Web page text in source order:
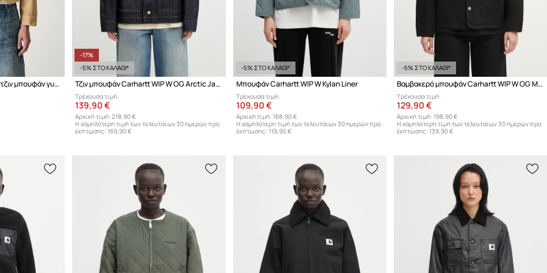
Carhartt WIP W OG Arcan τζιν μπουφάν γυναικείο ντένιμ
-17%
-5% ΣΤΟ ΚΑΛΑΘΙ*
Τζιν μπουφάν Carhartt WIP W OG Arctic Jacket
Τρέχουσα τιμή:
139,90 €
Αρχική τιμή: 218,90 €
Η χαμηλότερη τιμή των τελευταίων 30 ημερών προ
έκπτωσης: 169,90 €
-5% ΣΤΟ ΚΑΛΑΘΙ*
Μπουφάν Carhartt WIP W Kylan Liner
Τρέχουσα τιμή:
109,90 €
Αρχική τιμή: 168,90 €
Η χαμηλότερη τιμή των τελευταίων 30 ημερών προ
έκπτωσης: 119,90 €
-5% ΣΤΟ ΚΑΛΑΘΙ*
Βαμβακερό μπουφάν Carhartt WIP W OG Michigan Coat
Τρέχουσα τιμή:
129,90 €
Αρχική τιμή: 198,90 €
Η χαμηλότερη τιμή των τελευταίων 30 ημερών προ
έκπτωσης: 139,90 €